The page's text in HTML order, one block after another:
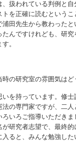
扱われている判例と
を正確に読むという
田先生から教わった
んですけれども、研
。
の研究室の雰囲気はど
を持っています。修
の専門家ですが、二
いろご指導いただき
研究者志望で、最終
ると、みんな勉強し